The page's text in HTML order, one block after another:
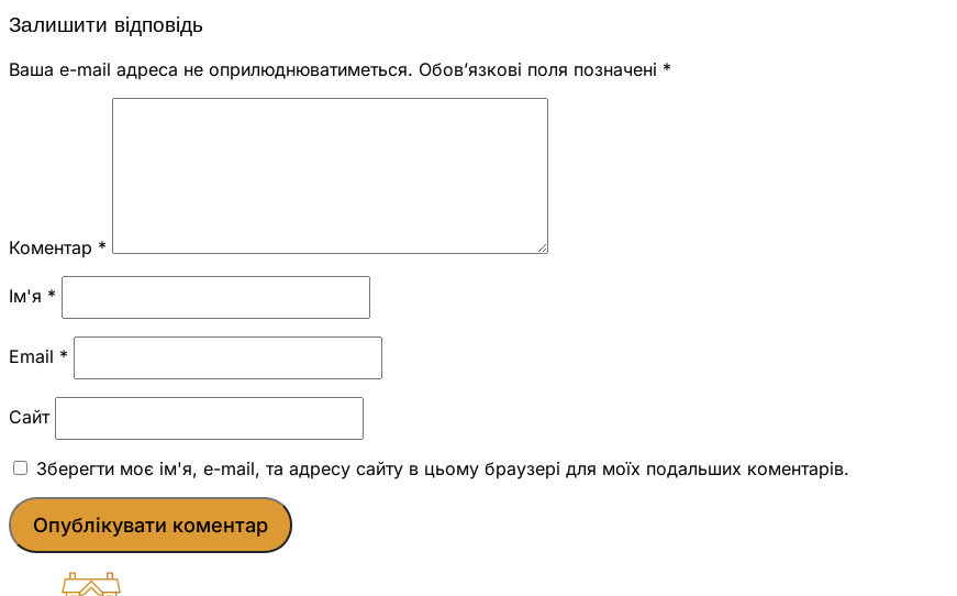
Залишити відповідь
Ваша e-mail адреса не оприлюднюватиметься. Обов’язкові поля позначені *
Коментар *
Ім'я *
Email *
Сайт
Зберегти моє ім'я, e-mail, та адресу сайту в цьому браузері для моїх подальших коментарів.